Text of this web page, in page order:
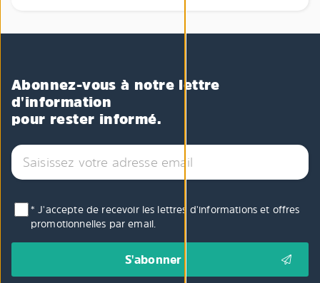
Abonnez-vous à notre lettre
d'information
pour rester informé.
* J'accepte de recevoir les lettres d'informations et offres
promotionnelles par email.